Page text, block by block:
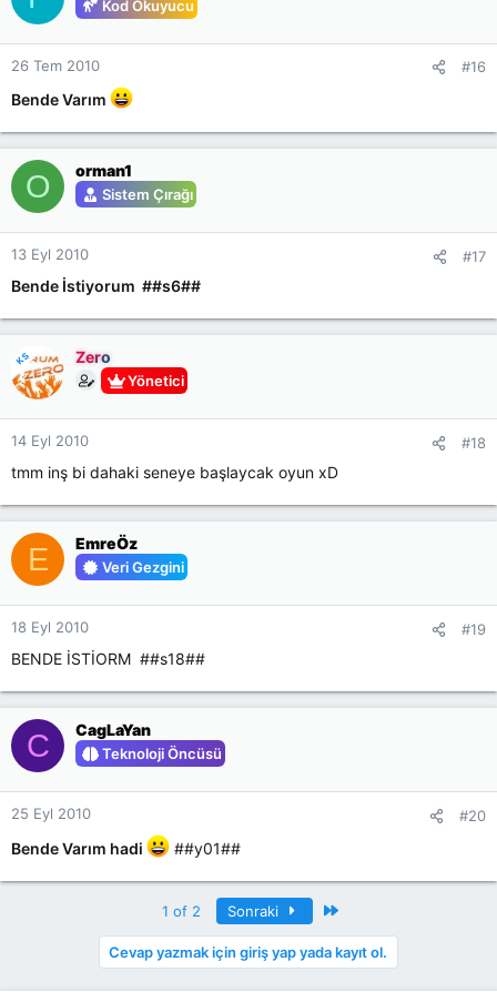
Kod Okuyucu
26 Tem 2010 #16
Bende Varım
O orman1
Sistem Çırağı
13 Eyl 2010 #17
Bende İstiyorum ##s6##
KS Zero
Yönetici
14 Eyl 2010 #18
tmm inş bi dahaki seneye başlaycak oyun xD
E EmreÖz
Veri Gezgini
18 Eyl 2010 #19
BENDE İSTİORM ##s18##
C CagLaYan
Teknoloji Öncüsü
25 Eyl 2010 #20
Bende Varım hadi ##y01##
1 of 2 Sonraki
Cevap yazmak için giriş yap yada kayıt ol.